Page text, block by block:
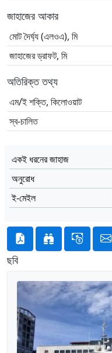
জাহাজের আকার
মোট দৈর্ঘ্য (এলওএ), মি
জাহাজের ড্রাফট, মি
অতিরিক্ত তথ্য
এম/ই শক্তি, কিলোওয়াট
স্ব-চালিত
একই ধরনের জাহাজ
অনুরোধ
ই-মেইল
ছবি